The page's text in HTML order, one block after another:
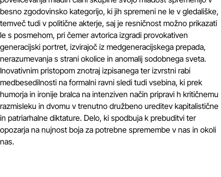
besno zgodovinsko kategorijo, ki jih spremeni ne le v gledališke,
temveč tudi v politične akterje, saj je resničnost možno prikazati
le s posmehom, pri čemer avtorica izgradi provokativen
generacijski portret, izvirajoč iz medgeneracijskega prepada,
nerazumevanja s strani okolice in anomalij sodobnega sveta.
Inovativnim pristopom znotraj izpisanega ter izvrstni rabi
medbesedilnosti na formalni ravni sledi tudi vsebina, ki prek
humorja in ironije bralca na intenziven način pripravi h kritičnemu
razmisleku in dvomu v trenutno družbeno ureditev kapitalistične
in patriarhalne diktature. Delo, ki spodbuja k prebuditvi ter
opozarja na nujnost boja za potrebne spremembe v nas in okoli
nas.